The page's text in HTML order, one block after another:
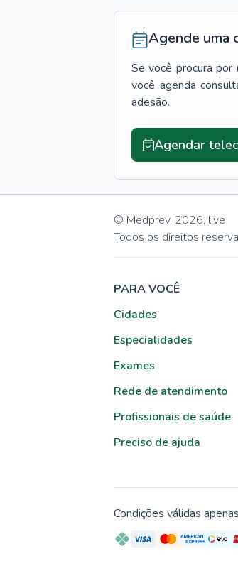
Agende uma
Se você procura por
você agenda
adesão.
Agendar
© Medprev, 2026, live
Todos os direitos
PARA VOCÊ
Cidades
Especialidades
Exames
Rede de atendimento
Profissionais de saúde
Preciso de ajuda
Condições válidas